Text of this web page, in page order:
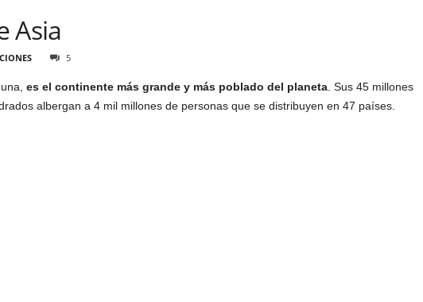
Asia
5
es el continente más grande y más poblado del planeta. Sus 45 millones
albergan a 4 mil millones de personas que se distribuyen en 47 países.